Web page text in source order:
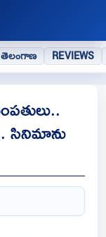
తెలంగాణ REVIEWS
సినిమాను